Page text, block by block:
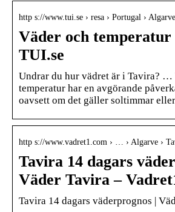
http s://www.tui.se › resa › Portugal ›
Väder och
TUI.se
Undrar du hur vädret är i Tavira? …
temperatur har en avgörande
oavsett om det gäller soltimmar
http s://www.vadret1.com › … › Algarve ›
Tavira 14 dagars
Väder Tavira –
Tavira 14 dagars väderprognos |